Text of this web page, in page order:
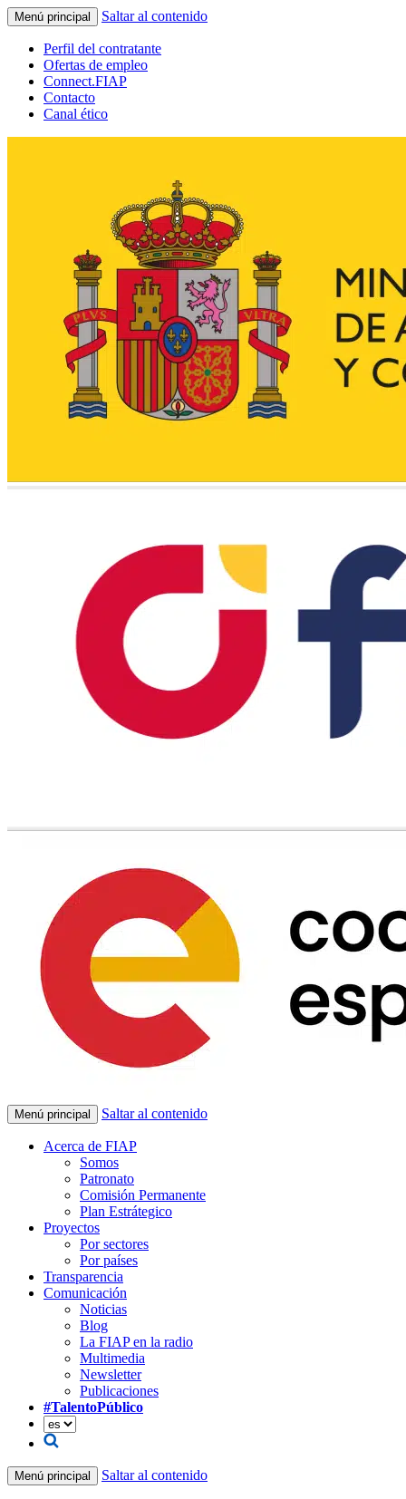
Menú principal Saltar al contenido
Perfil del contratante
Ofertas de empleo
Connect.FIAP
Contacto
Canal ético
Menú principal Saltar al contenido
Acerca de FIAP
Somos
Patronato
Comisión Permanente
Plan Estrátegico
Proyectos
Por sectores
Por países
Transparencia
Comunicación
Noticias
Blog
La FIAP en la radio
Multimedia
Newsletter
Publicaciones
#TalentoPúblico
Menú principal Saltar al contenido